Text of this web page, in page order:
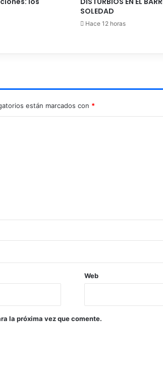
SOLEDAD
Hace 12 horas
están marcados con *
Web
la próxima vez que comente.